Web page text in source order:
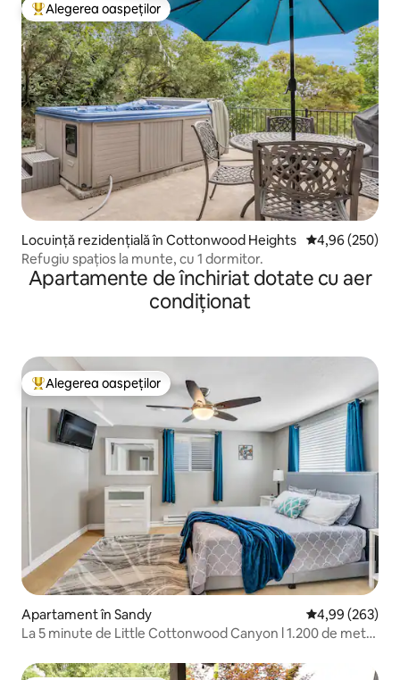
Locuință din topul categoriei Alegerea oaspeților
Alegerea oaspeților
Locuință rezidențială în Cottonwood Heights Scor mediu de
4,96 (250)
Refugiu spațios la munte, cu 1 dormitor.
Apartamente de închiriat dotate cu aer
condiționat
Locuință din topul categoriei Alegerea oaspeților
Alegerea oaspeților
Apartament în Sandy Scor mediu de
4,99 (263)
La 5 minute de Little Cottonwood Canyon l 1.200 de metri